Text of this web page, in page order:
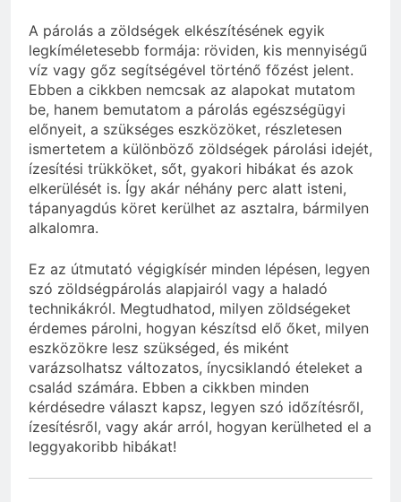
A párolás a zöldségek elkészítésének egyik
legkíméletesebb formája: röviden, kis mennyiségű
víz vagy gőz segítségével történő főzést jelent.
Ebben a cikkben nemcsak az alapokat mutatom
be, hanem bemutatom a párolás egészségügyi
előnyeit, a szükséges eszközöket, részletesen
ismertetem a különböző zöldségek párolási idejét,
ízesítési trükköket, sőt, gyakori hibákat és azok
elkerülését is. Így akár néhány perc alatt isteni,
tápanyagdús köret kerülhet az asztalra, bármilyen
alkalomra.
Ez az útmutató végigkísér minden lépésen, legyen
szó zöldségpárolás alapjairól vagy a haladó
technikákról. Megtudhatod, milyen zöldségeket
érdemes párolni, hogyan készítsd elő őket, milyen
eszközökre lesz szükséged, és miként
varázsolhatsz változatos, ínycsiklandó ételeket a
család számára. Ebben a cikkben minden
kérdésedre választ kapsz, legyen szó időzítésről,
ízesítésről, vagy akár arról, hogyan kerülheted el a
leggyakoribb hibákat!